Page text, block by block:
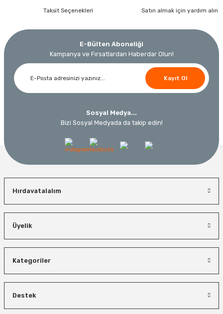
Taksit Seçenekleri Satın almak için yardım alın
E-Bülten Aboneliği
Kampanya ve Fırsatlardan Haberdar Olun!
Kayıt Ol
Sosyal Medya...
Bizi Sosyal Medyada da takip edin!
Hırdavatalalım
Üyelik
Kategoriler
Destek